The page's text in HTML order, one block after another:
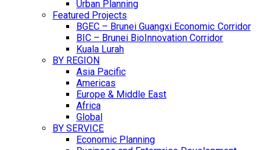
Urban Planning
Featured Projects
BGEC – Brunei Guangxi Economic Corridor
BIC – Brunei BioInnovation Corridor
Kuala Lurah
BY REGION
Asia Pacific
Americas
Europe & Middle East
Africa
Global
BY SERVICE
Economic Planning